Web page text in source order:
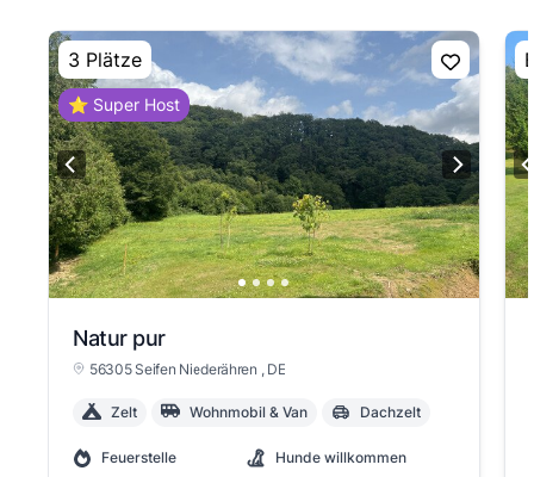
3 Plätze
⭐ Super Host
Natur pur
56305 Seifen Niederähren , DE
Zelt Wohnmobil & Van Dachzelt
Feuerstelle Hunde willkommen